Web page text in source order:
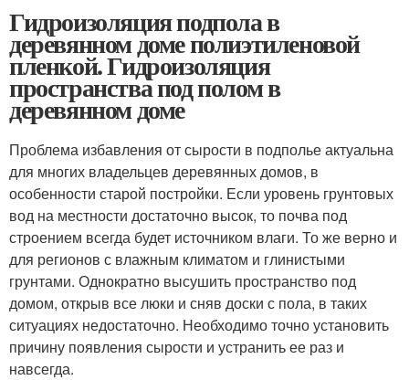
Гидроизоляция подпола в
деревянном доме полиэтиленовой
пленкой. Гидроизоляция
пространства под полом в
деревянном доме
Проблема избавления от сырости в подполье актуальна
для многих владельцев деревянных домов, в
особенности старой постройки. Если уровень грунтовых
вод на местности достаточно высок, то почва под
строением всегда будет источником влаги. То же верно и
для регионов с влажным климатом и глинистыми
грунтами. Однократно высушить пространство под
домом, открыв все люки и сняв доски с пола, в таких
ситуациях недостаточно. Необходимо точно установить
причину появления сырости и устранить ее раз и
навсегда.